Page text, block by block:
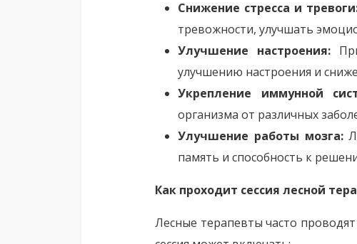
Снижение стресса и
тревожности, улучшать
Улучшение настроения:
улучшению настроения и
Укрепление иммунной
организма от различных
Улучшение работы мозга:
память и способность к
Как проходит сессия лесной
Лесные терапевты часто